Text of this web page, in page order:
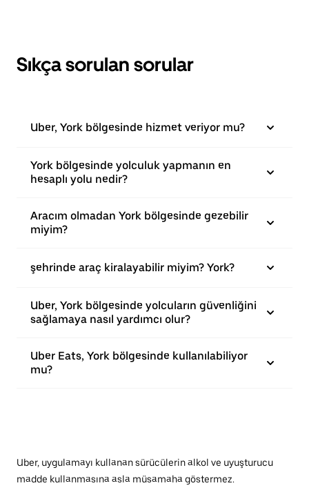
Sıkça sorulan sorular
Uber, York bölgesinde hizmet veriyor mu?
York bölgesinde yolculuk yapmanın en
hesaplı yolu nedir?
Aracım olmadan York bölgesinde gezebilir
miyim?
şehrinde araç kiralayabilir miyim? York?
Uber, York bölgesinde yolcuların güvenliğini
sağlamaya nasıl yardımcı olur?
Uber Eats, York bölgesinde kullanılabiliyor
mu?
Uber, uygulamayı kullanan sürücülerin alkol ve uyuşturucu
madde kullanmasına asla müsamaha göstermez.